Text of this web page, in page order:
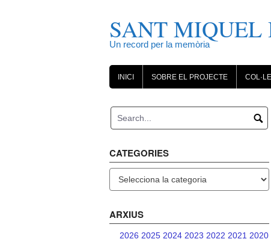
SANT
Un record per la memòria
INICI SOBRE EL PROJECTE
CATEGORIES
ARXIUS
2026 2025 2024 2023 2022 2021 2020